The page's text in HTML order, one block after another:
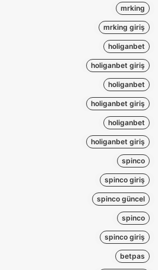
mrking
mrking giriş
holiganbet
holiganbet giriş
holiganbet
holiganbet giriş
holiganbet
holiganbet giriş
spinco
spinco giriş
spinco güncel
spinco
spinco giriş
betpas